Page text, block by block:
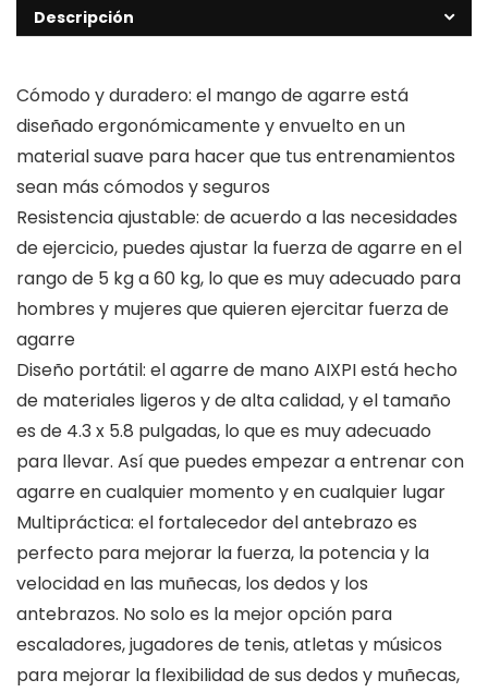
Descripción
Cómodo y duradero: el mango de agarre está
diseñado ergonómicamente y envuelto en un
material suave para hacer que tus entrenamientos
sean más cómodos y seguros
Resistencia ajustable: de acuerdo a las necesidades
de ejercicio, puedes ajustar la fuerza de agarre en el
rango de 5 kg a 60 kg, lo que es muy adecuado para
hombres y mujeres que quieren ejercitar fuerza de
agarre
Diseño portátil: el agarre de mano AIXPI está hecho
de materiales ligeros y de alta calidad, y el tamaño
es de 4.3 x 5.8 pulgadas, lo que es muy adecuado
para llevar. Así que puedes empezar a entrenar con
agarre en cualquier momento y en cualquier lugar
Multipráctica: el fortalecedor del antebrazo es
perfecto para mejorar la fuerza, la potencia y la
velocidad en las muñecas, los dedos y los
antebrazos. No solo es la mejor opción para
escaladores, jugadores de tenis, atletas y músicos
para mejorar la flexibilidad de sus dedos y muñecas,